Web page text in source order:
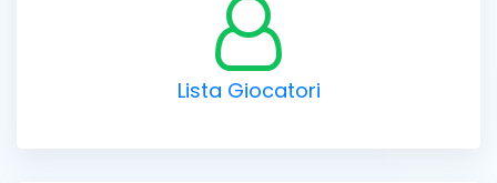
Lista Giocatori